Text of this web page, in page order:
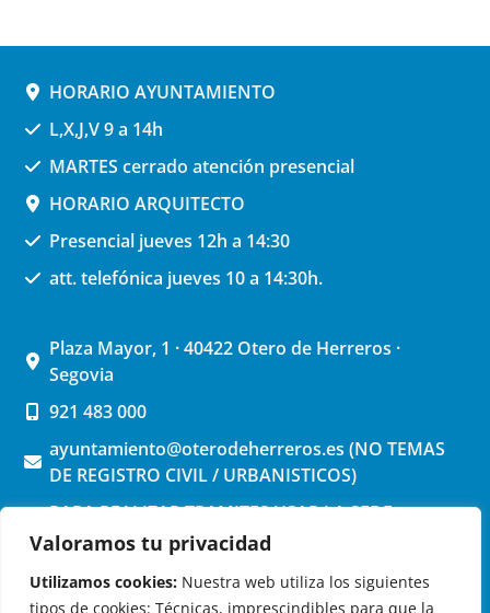
Valoramos tu privacidad
Utilizamos cookies: Nuestra web utiliza los siguientes
tipos de cookies: Técnicas, imprescindibles para que la
HORARIO AYUNTAMIENTO
L,X,J,V 9 a 14h
MARTES cerrado atención presencial
HORARIO ARQUITECTO
Presencial jueves 12h a 14:30
att. telefónica jueves 10 a 14:30h.
Plaza Mayor, 1 · 40422 Otero de Herreros ·
Segovia
921 483 000
ayuntamiento@oterodeherreros.es (NO TEMAS
DE REGISTRO CIVIL / URBANISTICOS)
PARA REALIZAR TRAMITES USAR LA SEDE
ELECTRONICA (pinchar aquí)